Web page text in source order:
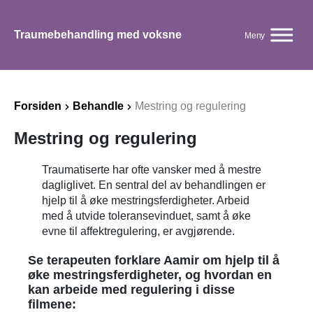
Traumebehandling med voksne Meny
Forsiden Behandle Mestring og regulering
Mestring og regulering
Traumatiserte har ofte vansker med å mestre
dagliglivet. En sentral del av behandlingen er
hjelp til å øke mestringsferdigheter. Arbeid
med å utvide toleransevinduet, samt å øke
evne til affektregulering, er avgjørende.
Se terapeuten forklare Aamir om hjelp til å
øke mestringsferdigheter, og hvordan en
kan arbeide med regulering i disse
filmene: